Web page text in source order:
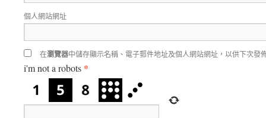
個人網站網址
在瀏覽器中儲存顯示名稱、電子郵件地址及個人網站網址，以供下次發
i'm not a robots *